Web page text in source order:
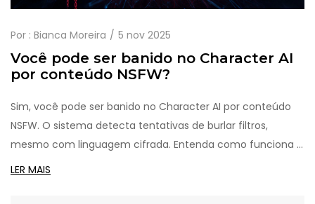
Por : Bianca Moreira 5 nov 2025
Você pode ser banido no Character AI
por conteúdo NSFW?
Sim, você pode ser banido no Character AI por conteúdo
NSFW. O sistema detecta tentativas de burlar filtros,
mesmo com linguagem cifrada. Entenda como funciona o
banimento e como criar personagens intensos sem cruzar
LER MAIS